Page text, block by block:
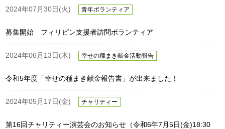
2024年07月30日(火) 青年ボランティア
募集開始 フィリピン支援者訪問ボランティア
2024年06月13日(木) 幸せの種まき献金活動報告
令和5年度「幸せの種まき献金報告書」が出来ました！
2024年05月17日(金) チャリティー
第16回チャリティー演芸会のお知らせ（令和6年7月5日(金)18:30